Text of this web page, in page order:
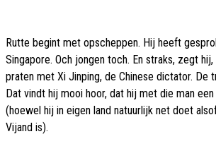
Rutte begint met opscheppen. Hij heeft
Singapore. Och jongen toch. En straks, zegt
praten met Xi Jinping, de Chinese dictator. De
Dat vindt hij mooi hoor, dat hij met die man
(hoewel hij in eigen land natuurlijk net doet
Vijand is).